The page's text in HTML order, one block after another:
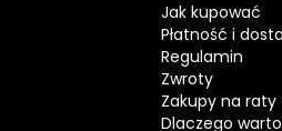
Jak kupować
Płatność i
Regulamin
Zwroty
Zakupy na raty
Dlaczego